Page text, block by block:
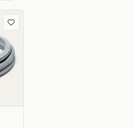
Aggiungi ai preferiti